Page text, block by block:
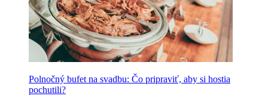
Polnočný bufet na svadbu: Čo pripraviť, aby si hostia
pochutili?